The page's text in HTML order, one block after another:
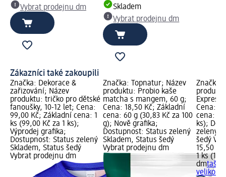
Vybrat prodejnu dm
Skladem
Vybrat prodejnu dm
Zákazníci také zakoupili
Značka: Dekorace &
zařizování; Název
produktu: tričko pro dětské
fanoušky, 10-12 let; Cena:
99,00 Kč; Základní cena: 1
ks (99,00 Kč za 1 ks);
Výprodej grafika;
Dostupnost: Status zelený
Skladem, Status šedý
Vybrat prodejnu dm
Značka: Topnatur; Název
produktu: Probio kaše
matcha s mangem, 60 g;
Cena: 18,50 Kč; Základní
cena: 60 g (30,83 Kč za 100
g); Nově grafika;
Dostupnost: Status zelený
Skladem, Status šedý
Vybrat prodejnu dm
Značka:
Cena:
cena: 1
ks);
zelený
šedý
15,50 Kč
1 ks
dmtaška
velikost